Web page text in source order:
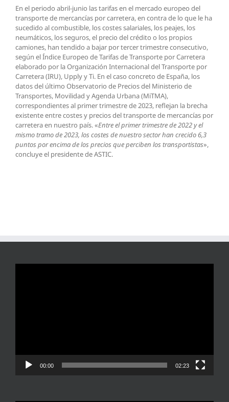
En el periodo abril-junio las tarifas en el mercado europeo del
transporte de mercancías por carretera, en contra de lo que le ha
sucedido al combustible, los costes salariales, los peajes, los
neumáticos, los seguros, el precio del crédito o los propios
camiones, han tendido a bajar por tercer trimestre consecutivo,
según el Índice Europeo de Tarifas de Transporte por Carretera
elaborado por la Organización Internacional del Transporte por
Carretera (IRU), Upply y Ti. En el caso concreto de España, los
datos del último Observatorio de Precios del Ministerio de
Transportes, Movilidad y Agenda Urbana (MiTMA),
correspondientes al primer trimestre de 2023, reflejan la brecha
existente entre costes y precios del transporte de mercancías por
carretera en nuestro país. «Entre el primer trimestre de 2022 y el
mismo tramo de 2023, los costes de nuestro sector han crecido 6,3
puntos por encima de los precios que perciben los transportistas»,
concluye el presidente de ASTIC.
00:00 02:23